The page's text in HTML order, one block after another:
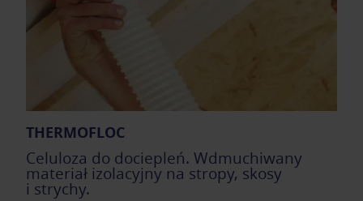
THERMOFLOC
Celuloza do dociepleń. Wdmuchiwany
materiał izolacyjny na stropy, skosy
i strychy.